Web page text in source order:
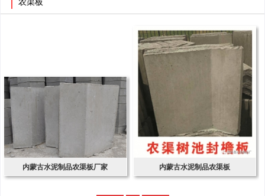
农渠板
内蒙古水泥制品农渠板厂家 内蒙古水泥制品农渠板